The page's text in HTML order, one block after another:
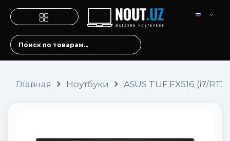
Главная Ноутбуки ASUS TUF FX516 (i7/